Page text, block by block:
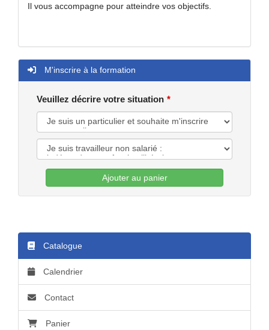
Il vous accompagne pour atteindre vos objectifs.
M'inscrire à la formation
Veuillez décrire votre situation
Ajouter au panier
Catalogue
Calendrier
Contact
Panier